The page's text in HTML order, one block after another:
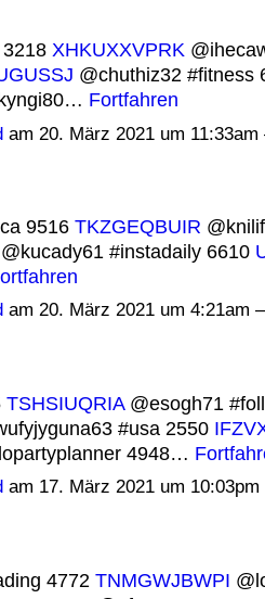
XHKUXXVPRK
@chuthiz32 #fitness
Fortfahren
am 20. März 2021 um
9516 TKZGEQBUIR
@kucady61 #instadaily 6610
am 20. März 2021 um 4:21am
TSHSIUQRIA@esogh71
#usa 2550
4948…
am 17. März 2021 um
4772 TNMGWJBWPI